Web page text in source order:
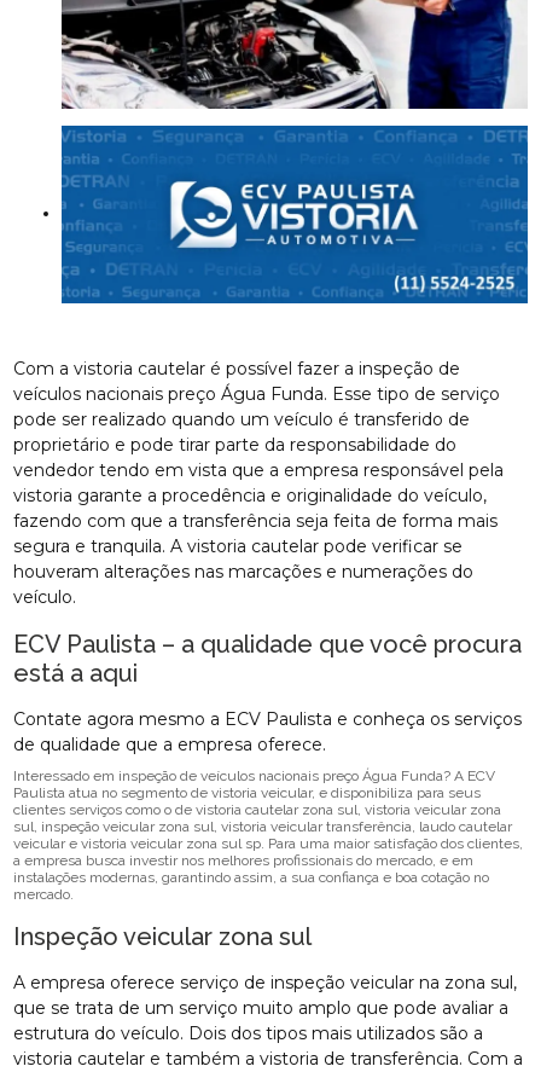
Com a vistoria cautelar é possível fazer a inspeção de
veículos nacionais preço Água Funda. Esse tipo de serviço
pode ser realizado quando um veículo é transferido de
proprietário e pode tirar parte da responsabilidade do
vendedor tendo em vista que a empresa responsável pela
vistoria garante a procedência e originalidade do veículo,
fazendo com que a transferência seja feita de forma mais
segura e tranquila. A vistoria cautelar pode verificar se
houveram alterações nas marcações e numerações do
veículo.
ECV Paulista – a qualidade que você procura
está a aqui
Contate agora mesmo a ECV Paulista e conheça os serviços
de qualidade que a empresa oferece.
Interessado em inspeção de veículos nacionais preço Água Funda? A ECV
Paulista atua no segmento de vistoria veicular, e disponibiliza para seus
clientes serviços como o de vistoria cautelar zona sul, vistoria veicular zona
sul, inspeção veicular zona sul, vistoria veicular transferência, laudo cautelar
veicular e vistoria veicular zona sul sp. Para uma maior satisfação dos clientes,
a empresa busca investir nos melhores profissionais do mercado, e em
instalações modernas, garantindo assim, a sua confiança e boa cotação no
mercado.
Inspeção veicular zona sul
A empresa oferece serviço de inspeção veicular na zona sul,
que se trata de um serviço muito amplo que pode avaliar a
estrutura do veículo. Dois dos tipos mais utilizados são a
vistoria cautelar e também a vistoria de transferência. Com a